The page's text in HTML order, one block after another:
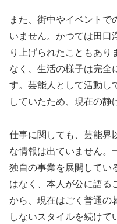
また、街中やイベントで
いません。かつては田口
り上げられたこともあり
なく、生活の様子は完全
す。芸能人として活動し
していたため、現在の静
仕事に関しても、芸能界
な情報は出ていません。
独自の事業を展開してい
はなく、本人が公に語る
から、現在はごく普通の
しないスタイルを続けて